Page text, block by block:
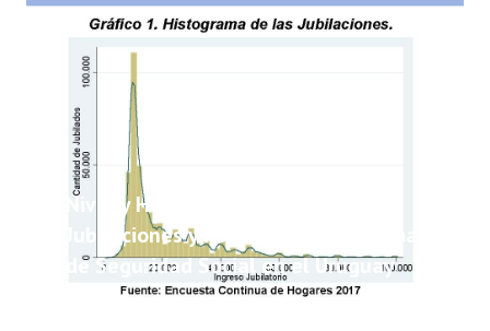
Nivel y Heterogeneidad de las
Jubilaciones y Pensiones del Sistema
de Seguridad Social en el Uruguay